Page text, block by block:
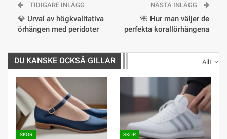
TIDIGARE INLÄGG
💎 Urval av högkvalitativa
örhängen med peridoter
NÄSTA INLÄGG
🌺 Hur man väljer de
perfekta korallörhängena
Allt
DU KANSKE OCKSÅ GILLAR
SKOR SKOR